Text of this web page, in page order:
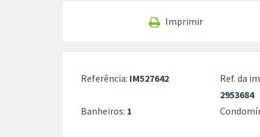
Imprimir
Referência: IM527642 Ref. da
2953684
Banheiros: 1